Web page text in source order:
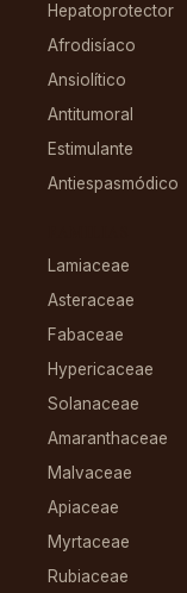
Hepatoprotector
Afrodisíaco
Ansiolítico
Antitumoral
Estimulante
Antiespasmódico
Lamiaceae
Asteraceae
Fabaceae
Hypericaceae
Solanaceae
Amaranthaceae
Malvaceae
Apiaceae
Myrtaceae
Rubiaceae